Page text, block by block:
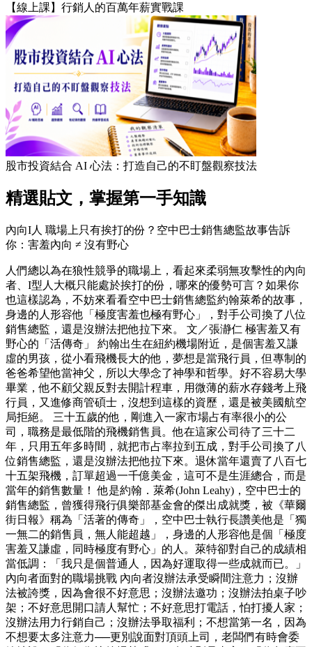
【線上課】行銷人的百萬年薪實戰課
股市投資結合 AI 心法：打造自己的不盯盤觀察技法
精選貼文，掌握第一手知識
內向I人 職場上只有挨打的份？空中巴士銷售總監故事告訴
你：害羞內向 ≠ 沒有野心
人們總以為在狼性競爭的職場上，看起來柔弱無攻擊性的內向
者、I型人大概只能處於挨打的份，哪來的優勢可言？如果你
也這樣認為，不妨來看看空中巴士銷售總監約翰萊希的故事，
身邊的人形容他「極度害羞也極有野心」，對手公司換了八位
銷售總監，還是沒辦法把他拉下來。 文／張瀞仁 極害羞又有
野心的「活傳奇」 約翰出生在紐約機場附近，是個害羞又謙
虛的男孩，從小看飛機長大的他，夢想是當飛行員，但專制的
爸爸希望他當神父，所以大學念了神學和哲學。好不容易大學
畢業，他不顧父親反對去開計程車，用微薄的薪水存錢考上飛
行員，又進修商管碩士，沒想到這樣的資歷，還是被美國航空
局拒絕。 三十五歲的他，剛進入一家市場占有率很小的公
司，職務是最低階的飛機銷售員。他在這家公司待了三十二
年，只用五年多時間，就把市占率拉到五成，對手公司換了八
位銷售總監，還是沒辦法把他拉下來。退休當年還賣了八百七
十五架飛機，訂單超過一千億美金，這可不是生涯總合，而是
當年的銷售數量！ 他是約翰．萊希(John Leahy)，空中巴士的
銷售總監，曾獲得飛行俱樂部基金會的傑出成就獎，被《華爾
街日報》稱為「活著的傳奇」，空中巴士執行長讚美他是「獨
一無二的銷售員，無人能超越」，身邊的人形容他是個「極度
害羞又謙虛，同時極度有野心」的人。萊特卻對自己的成績相
當低調：「我只是個普通人，因為好運取得一些成就而已。」
內向者面對的職場挑戰 內向者沒辦法承受瞬間注意力；沒辦
法被誇獎，因為會很不好意思；沒辦法邀功；沒辦法拍桌子吵
架；不好意思開口請人幫忙；不好意思打電話，怕打擾人家；
沒辦法用力行銷自己；沒辦法爭取福利；不想當第一名，因為
不想要太多注意力──更別說面對頂頭上司，老闆們有時會委